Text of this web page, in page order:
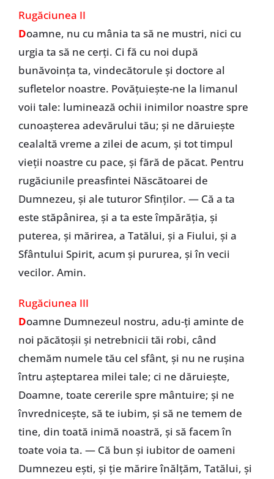
Rugăciunea II
Doamne, nu cu mânia ta să ne mustri, nici cu
urgia ta să ne cerți. Ci fă cu noi după
bunăvoința ta, vindecătorule și doctore al
sufletelor noastre. Povățuiește-ne la limanul
voii tale: luminează ochii inimilor noastre spre
cunoașterea adevărului tău; și ne dăruiește
cealaltă vreme a zilei de acum, și tot timpul
vieții noastre cu pace, și fără de păcat. Pentru
rugăciunile preasfintei Născătoarei de
Dumnezeu, și ale tuturor Sfinților. — Că a ta
este stăpânirea, și a ta este împărăția, și
puterea, și mărirea, a Tatălui, și a Fiului, și a
Sfântului Spirit, acum și pururea, și în vecii
vecilor. Amin.
Rugăciunea III
Doamne Dumnezeul nostru, adu-ți aminte de
noi păcătoșii și netrebnicii tăi robi, când
chemăm numele tău cel sfânt, și nu ne rușina
întru așteptarea milei tale; ci ne dăruiește,
Doamne, toate cererile spre mântuire; și ne
învrednicește, să te iubim, și să ne temem de
tine, din toată inimă noastră, și să facem în
toate voia ta. — Că bun și iubitor de oameni
Dumnezeu ești, și ție mărire înălțăm, Tatălui, și